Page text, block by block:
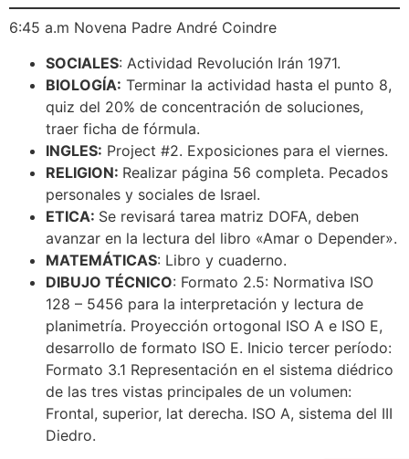
6:45 a.m Novena Padre André Coindre
SOCIALES: Actividad Revolución Irán 1971.
BIOLOGÍA: Terminar la actividad hasta el punto 8,
quiz del 20% de concentración de soluciones,
traer ficha de fórmula.
INGLES: Project #2. Exposiciones para el viernes.
RELIGION: Realizar página 56 completa. Pecados
personales y sociales de Israel.
ETICA: Se revisará tarea matriz DOFA, deben
avanzar en la lectura del libro «Amar o Depender».
MATEMÁTICAS: Libro y cuaderno.
DIBUJO TÉCNICO: Formato 2.5: Normativa ISO
128 – 5456 para la interpretación y lectura de
planimetría. Proyección ortogonal ISO A e ISO E,
desarrollo de formato ISO E. Inicio tercer período:
Formato 3.1 Representación en el sistema diédrico
de las tres vistas principales de un volumen:
Frontal, superior, lat derecha. ISO A, sistema del III
Diedro.